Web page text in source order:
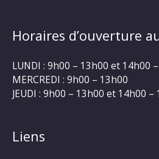
Horaires d’ouverture
LUNDI : 9h00 – 13h00 et 14h00
MERCREDI : 9h00 – 13h00
JEUDI : 9h00 – 13h00 et 14h00 –
Liens